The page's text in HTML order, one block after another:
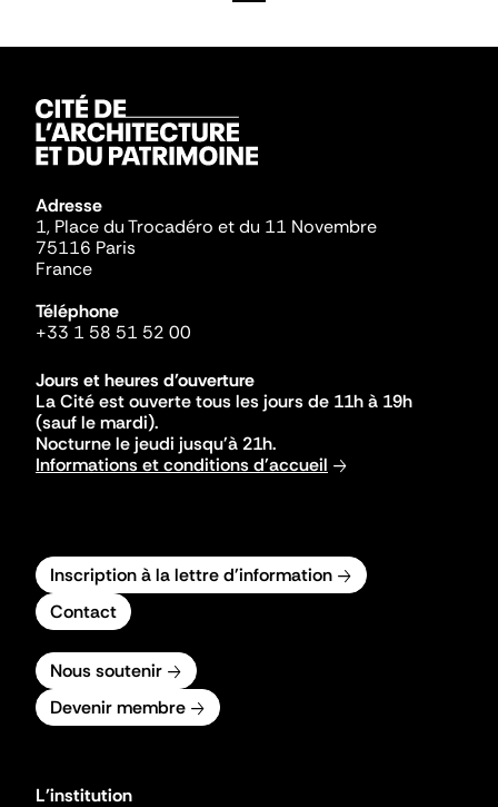
Adresse
1, Place du Trocadéro et du 11 Novembre
75116 Paris
France
Téléphone
+33 1 58 51 52 00
Jours et heures d'ouverture
La Cité est ouverte tous les jours de 11h à 19h
(sauf le mardi).
Nocturne le jeudi jusqu'à 21h.
Informations et conditions d'accueil
Inscription à la lettre d'information
Contact
Nous soutenir
Devenir membre
L'institution